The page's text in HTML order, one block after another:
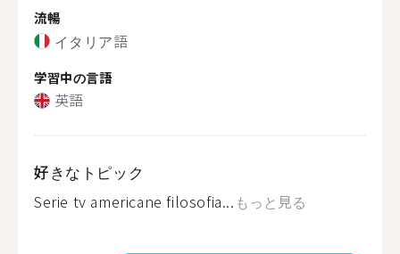
流暢
イタリア語
学習中の言語
英語
好きなトピック
Serie tv americane filosofia... もっと見る